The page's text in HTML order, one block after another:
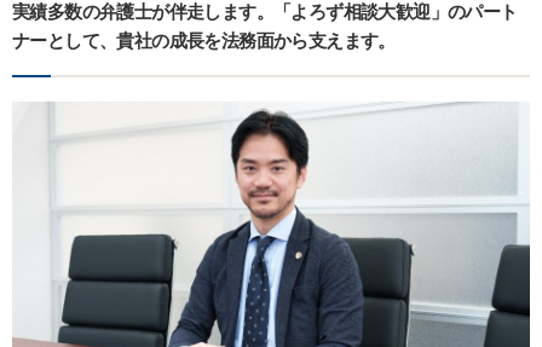
実績多数の弁護士が伴走します。「よろず相談大歓迎」のパート
ナーとして、貴社の成長を法務面から支えます。